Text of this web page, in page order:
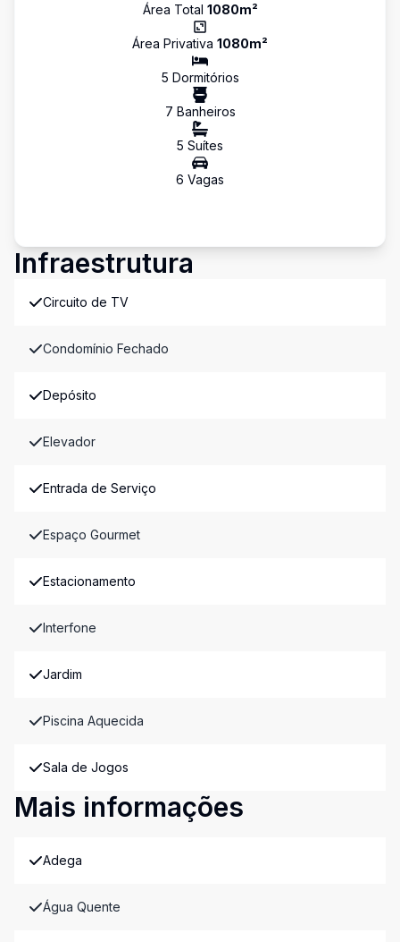
Área Total 1080m²
Área Privativa 1080m²
5 Dormitórios
7 Banheiros
5 Suítes
6 Vagas
Infraestrutura
Circuito de TV
Condomínio Fechado
Depósito
Elevador
Entrada de Serviço
Espaço Gourmet
Estacionamento
Interfone
Jardim
Piscina Aquecida
Sala de Jogos
Mais informações
Adega
Água Quente